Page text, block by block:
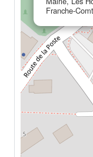
Franche-